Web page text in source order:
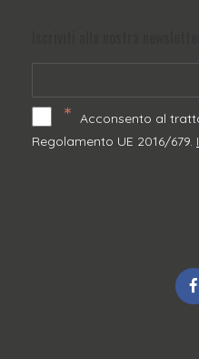
* Acconsento al
Regolamento UE 2016/679.